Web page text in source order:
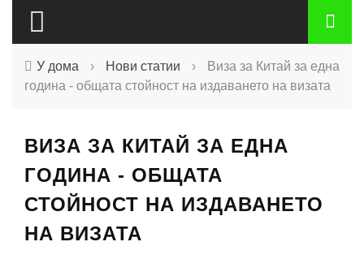
У дома › Нови статии ›
Виза за Китай за една
година - общата стойност на издаването на визата
ВИЗА ЗА КИТАЙ ЗА ЕДНА
ГОДИНА - ОБЩАТА
СТОЙНОСТ НА ИЗДАВАНЕТО
НА ВИЗАТА